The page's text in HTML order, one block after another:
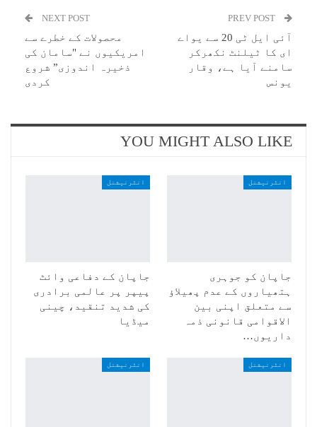
آئی ایل ٹی 20 سے یواے
ای کا ٹیلنٹ نکھرکر
سامنے آیا ہے، وقار
یونس
NEXT POST
محصولات کے خطرے سے
امریکیوں نے "سامان کی
ذخیرہ اندوزی” شروع
کردی
YOU MIGHT ALSO LIKE
انٹرنیشنل
جاپان کو جوہری
ہتھیاروں کے عدم پھیلاؤ
سے متعلق اپنی بین
الاقوامی قانونی ذمہ
داریوں…
انٹرنیشنل
جاپان کے دفاعی وائٹ
پیپر پر عالمی برادری
کی شدید تنقید، چینی
میڈیا
انٹرنیشنل انٹرنیشنل